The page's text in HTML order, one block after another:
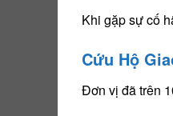
Khi gặp sự cố
Cứu Hộ
Đơn vị đã trên